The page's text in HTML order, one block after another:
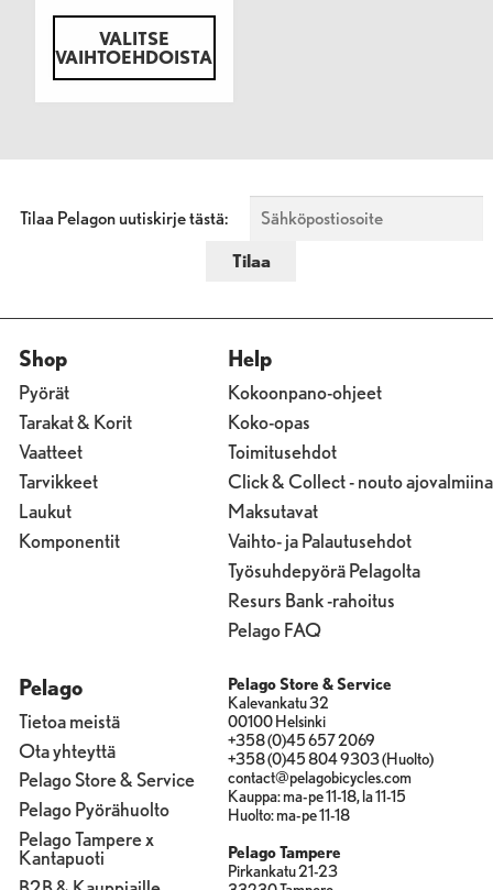
VALITSE
VAIHTOEHDOISTA
Tilaa Pelagon uutiskirje tästä:
Shop
Pyörät
Tarakat & Korit
Vaatteet
Tarvikkeet
Laukut
Komponentit
Help
Kokoonpano-ohjeet
Koko-opas
Toimitusehdot
Click & Collect - nouto ajovalmiina
Maksutavat
Vaihto- ja Palautusehdot
Työsuhdepyörä Pelagolta
Resurs Bank -rahoitus
Pelago FAQ
Pelago
Tietoa meistä
Ota yhteyttä
Pelago Store & Service
Pelago Pyörähuolto
Pelago Tampere x
Kantapuoti
Pelago Store & Service
Kalevankatu 32
00100 Helsinki
+358 (0)45 657 2069
+358 (0)45 804 9303 (Huolto)
contact@pelagobicycles.com
Kauppa: ma-pe 11-18, la 11-15
Huolto: ma-pe 11-18
Pelago Tampere
Pirkankatu 21-23